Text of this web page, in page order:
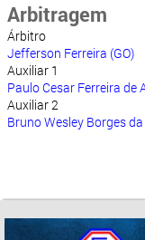
Arbitragem
Árbitro
Jefferson Ferreira (GO)
Auxiliar 1
Paulo Cesar Ferreira de
Auxiliar 2
Bruno Wesley Borges da